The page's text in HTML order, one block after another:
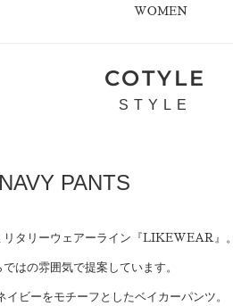
WOMEN
COTYLE
STYLE
PANTS
リタリーウェアーライン『LIKEWEAR』。
はの雰囲気で提案しています。
ビーをモチーフとしたベイカーパンツ。